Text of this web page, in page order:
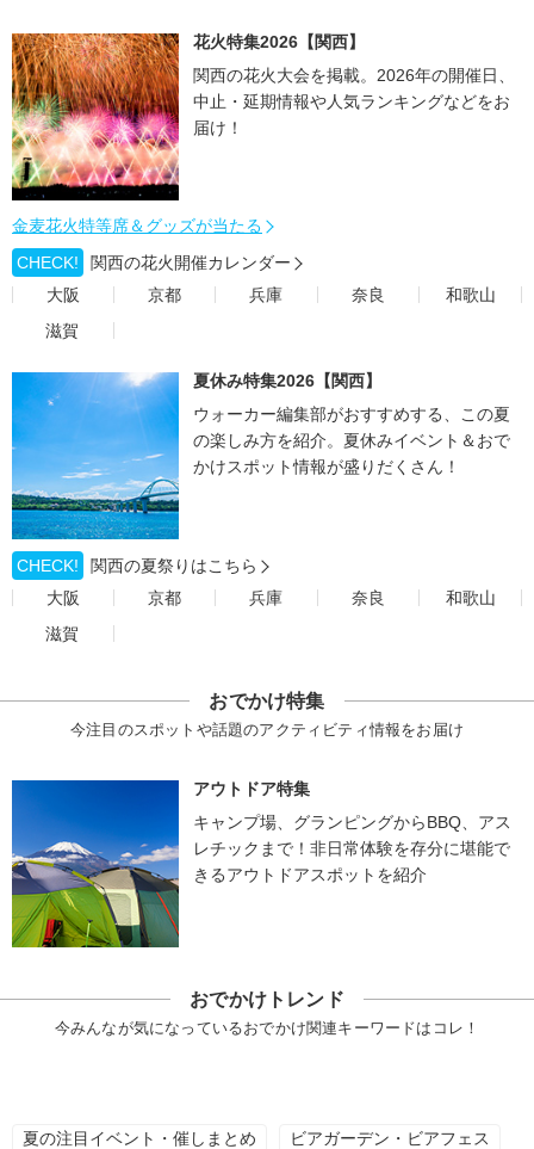
花火特集2026【関西】
関西の花火大会を掲載。2026年の開催日、
中止・延期情報や人気ランキングなどをお
届け！
金麦花火特等席＆グッズが当たる
CHECK!
関西の花火開催カレンダー
大阪
京都 兵庫 奈良
和歌山
滋賀
夏休み特集2026【関西】
ウォーカー編集部がおすすめする、この夏
の楽しみ方を紹介。夏休みイベント＆おで
かけスポット情報が盛りだくさん！
CHECK!
関西の夏祭りはこちら
大阪
京都 兵庫 奈良
和歌山
滋賀
おでかけ特集
今注目のスポットや話題のアクティビティ情報をお届け
アウトドア特集
キャンプ場、グランピングからBBQ、アス
レチックまで！非日常体験を存分に堪能で
きるアウトドアスポットを紹介
おでかけトレンド
今みんなが気になっているおでかけ関連キーワードはコレ！
夏の注目イベント・催しまとめ ビアガーデン・ビアフェス